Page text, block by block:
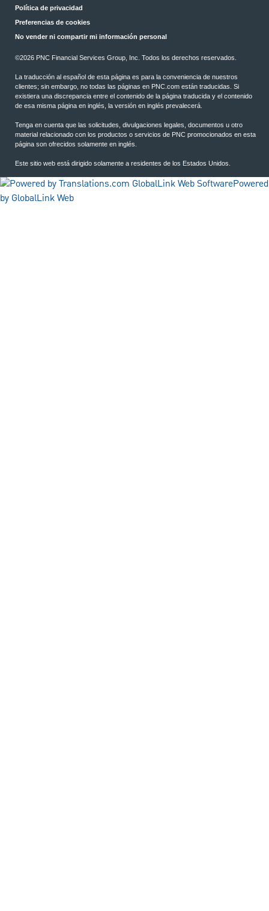
Política de privacidad
Preferencias de cookies
No vender ni compartir mi información personal
©2026 PNC Financial Services Group, Inc. Todos los derechos reservados.
La traducción al español de esta página es para la conveniencia de nuestros
clientes; sin embargo, no todas las páginas en PNC.com están traducidas. Si
existiera una discrepancia entre el contenido de la página traducida y el contenido
de esa misma página en inglés, la versión en inglés prevalecerá.
Tenga en cuenta que las solicitudes, divulgaciones legales, documentos u otro
material relacionado con los productos o servicios de PNC promocionados en esta
página son ofrecidos solamente en inglés.
Este sitio web está dirigido solamente a residentes de los Estados Unidos.
Powered
by GlobalLink Web